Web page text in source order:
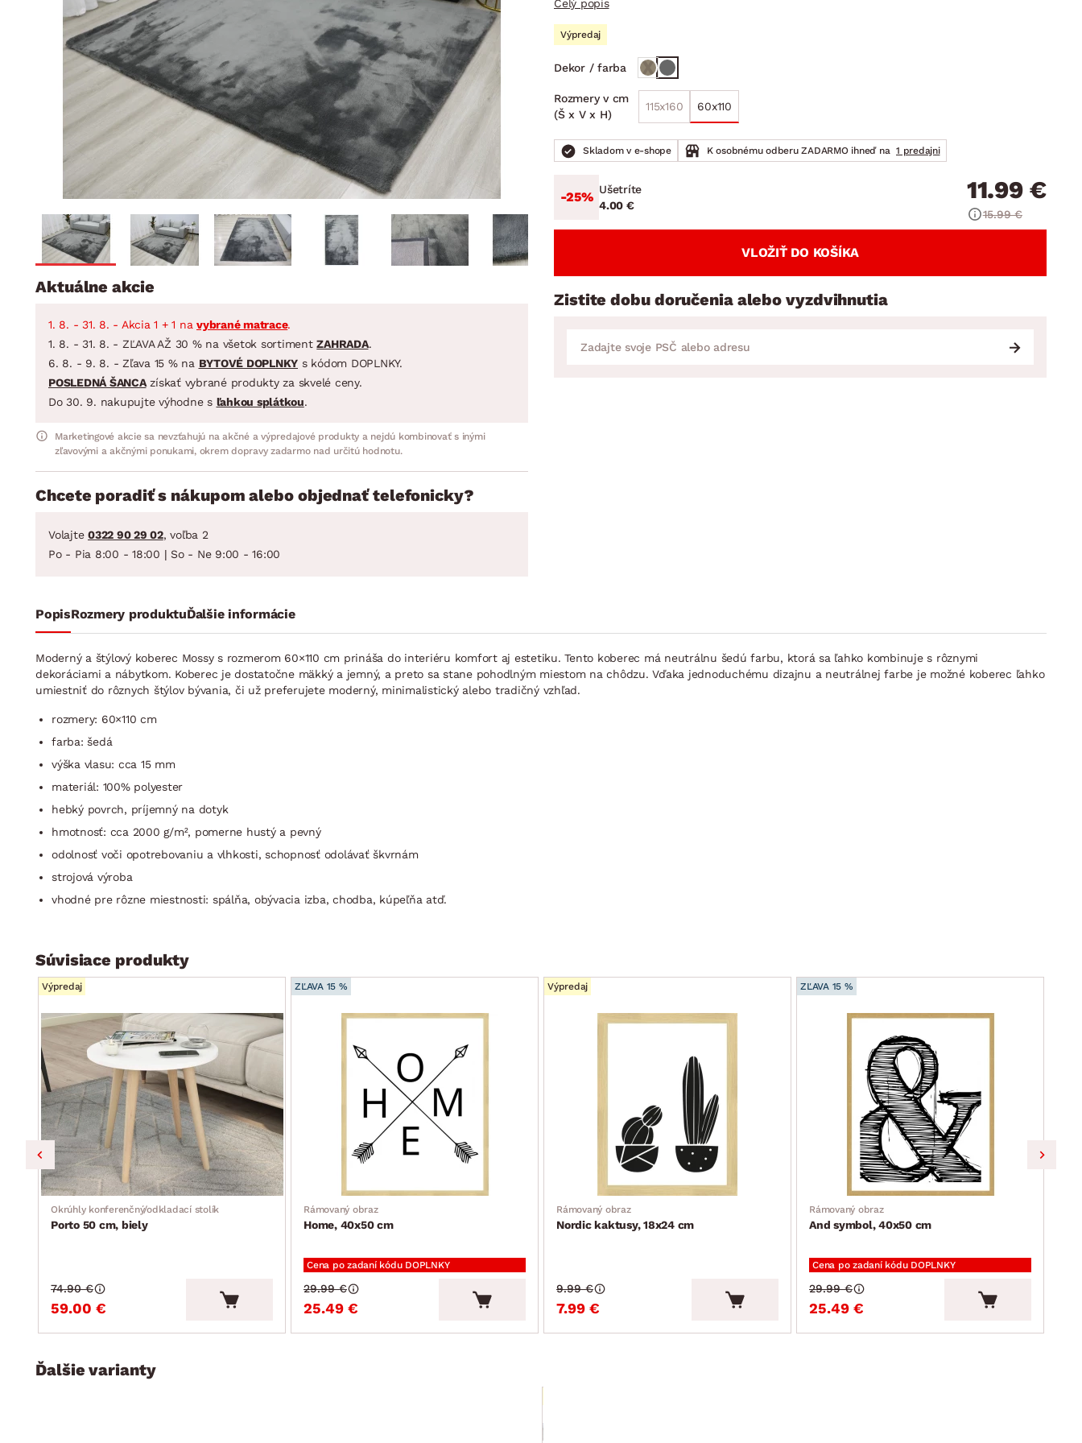
Detská izba
Predsieň, šatník a chodba
Kuchyňa
Kúpeľňa
Domácnosť
BYTOVÝ TEXTIL
Prikrývky
Závesy a žalúzie
Zobrazit vše
STOLOVANIE A VARENIE
Jedálenský servis
Príbory
Hrnce
Panvice
Zobrazit vše
DOMÁCE SPOTREBIČE
VEĽKÁ NOC
Kúpeľňové zostavy
Jedálenské zostavy
Záhradné zostavy
Celý popis
Výpredaj
Dekor / farba
Rozmery v cm
(Š x V x H)
115x160 60x110
Skladom v e-shope K osobnému odberu ZADARMO ihneď na 1 predajni
-25% Ušetríte
4.00 €
11.99 €
15.99 €
VLOŽIŤ DO KOŠÍKA
Zistite dobu doručenia alebo vyzdvihnutia
Aktuálne akcie
1. 8. - 31. 8. - Akcia 1 + 1 na vybrané matrace.
1. 8. - 31. 8. - ZĽAVA AŽ 30 % na všetok sortimentZAHRADA.
6. 8. - 9. 8. - Zľava 15 % na BYTOVÉ DOPLNKY s kódom DOPLNKY.
POSLEDNÁ ŠANCAzískať vybrané produkty za skvelé ceny.
Do 30. 9. nakupujte výhodne s ľahkou splátkou.
Marketingové akcie sa nevzťahujú na akčné a výpredajové produkty a nejdú kombinovať s inými
zľavovými a akčnými ponukami, okrem dopravy zadarmo nad určitú hodnotu.
Chcete poradiť s nákupom alebo objednať telefonicky?
Volajte 0322 90 29 02, voľba 2
Po - Pia 8:00 - 18:00 | So - Ne 9:00 - 16:00
PopisRozmery produktuĎalšie informácie
Moderný a štýlový koberec Mossy s rozmerom 60×110 cm prináša do interiéru komfort aj estetiku. Tento koberec má neutrálnu šedú farbu, ktorá sa ľahko kombinuje s rôznymi
dekoráciami a nábytkom. Koberec je dostatočne mäkký a jemný, a preto sa stane pohodlným miestom na chôdzu. Vďaka jednoduchému dizajnu a neutrálnej farbe je možné koberec ľahko
umiestniť do rôznych štýlov bývania, či už preferujete moderný, minimalistický alebo tradičný vzhľad.
rozmery: 60×110 cm
farba: šedá
výška vlasu: cca 15 mm
materiál: 100% polyester
hebký povrch, príjemný na dotyk
hmotnosť: cca 2000 g/m², pomerne hustý a pevný
odolnosť voči opotrebovaniu a vlhkosti, schopnosť odolávať škvrnám
strojová výroba
vhodné pre rôzne miestnosti: spálňa, obývacia izba, chodba, kúpeľňa atď.
Súvisiace produkty
Výpredaj
Okrúhly konferenčný/odkladací stolík
Porto 50 cm, biely
59.00 €
74.90 €
ZĽAVA 15 %
Rámovaný obraz
Home, 40x50 cm
Cena po zadaní kódu DOPLNKY
25.49 €
29.99 €
Výpredaj
Rámovaný obraz
Nordic kaktusy, 18x24 cm
7.99 €
9.99 €
ZĽAVA 15 %
Rámovaný obraz
And symbol, 40x50 cm
Cena po zadaní kódu DOPLNKY
25.49 €
29.99 €
Ďalšie varianty